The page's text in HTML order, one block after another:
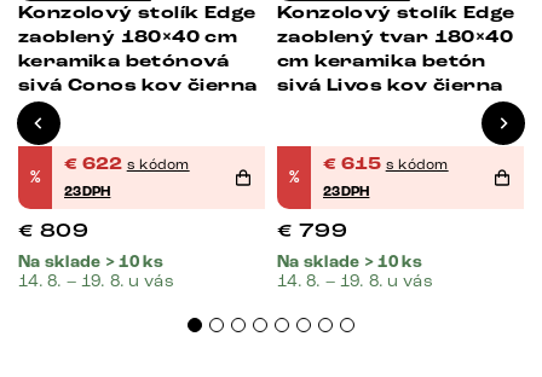
Konzolový stolík Edge
zaoblený 180×40 cm
keramika betónová
sivá Conos kov čierna
%
€ 622 s kódom
23DPH
€ 809
Na sklade > 10 ks
14. 8. – 19. 8. u vás
Konzolový stolík Edge
zaoblený tvar 180×40
cm keramika betón
sivá Livos kov čierna
%
€ 615 s kódom
23DPH
€ 799
Na sklade > 10 ks
14. 8. – 19. 8. u vás